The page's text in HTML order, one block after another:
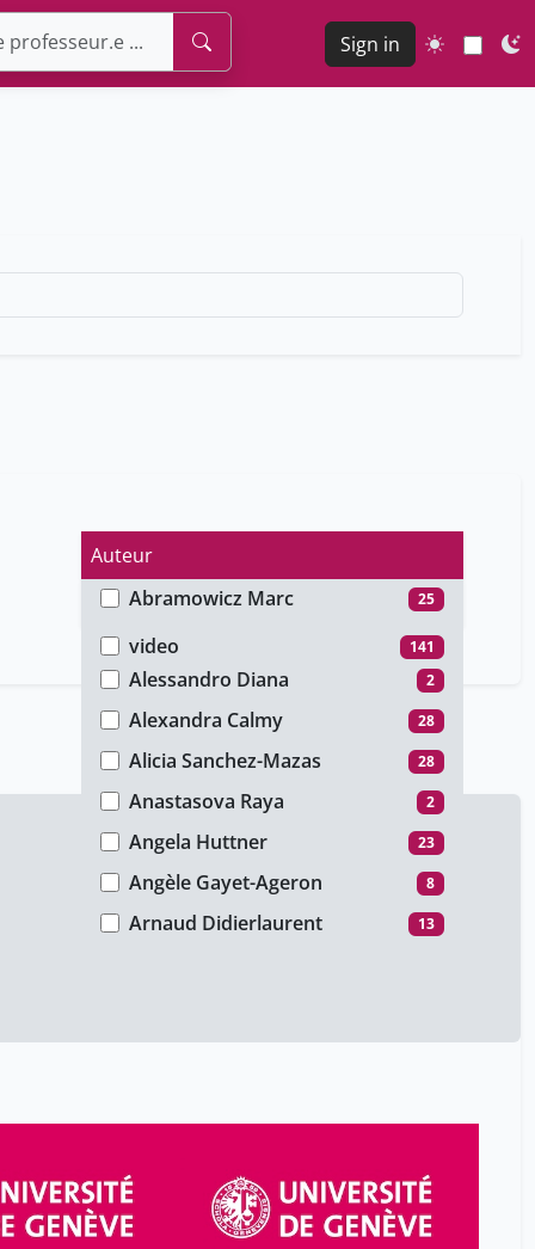
Sign in
Auteur
Abramowicz Marc
25
Alessandro Borghesi 19
Alessandro Diana 2
Alexandra Calmy 28
Alicia Sanchez-Mazas 28
Anastasova Raya 2
Angela Huttner 23
Angèle Gayet-Ageron 8
Arnaud Didierlaurent 13
Aude Nguyen 23
Bajwa Nadia 2
Barranco Hélène Sophie 2
Type de média
video
141